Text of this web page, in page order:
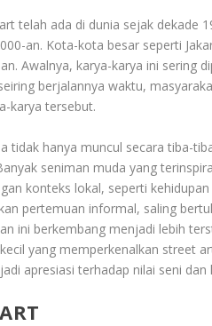
telah ada di dunia sejak dekade
an. Kota-kota besar seperti
Awalnya, karya-karya ini sering
berjalannya waktu,
karya tersebut.
tidak hanya muncul secara tiba-
seniman muda yang
konteks lokal, seperti
pertemuan informal, saling
ini berkembang menjadi lebih
yang memperkenalkan street
apresiasi terhadap nilai seni dan